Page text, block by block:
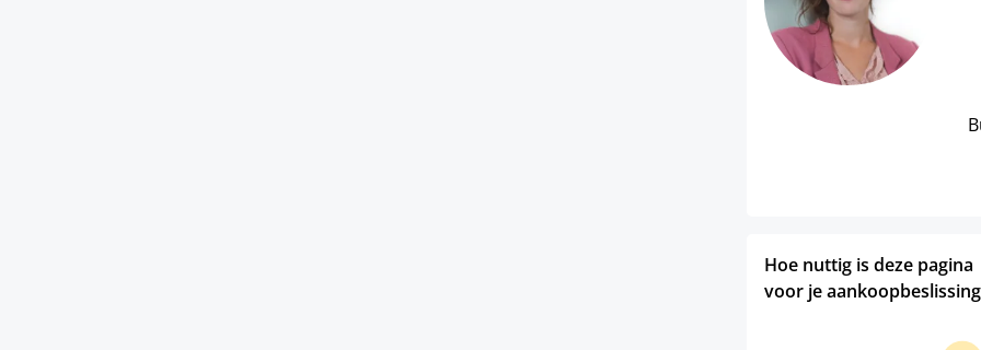
Hoe nuttig is deze pagina
voor je